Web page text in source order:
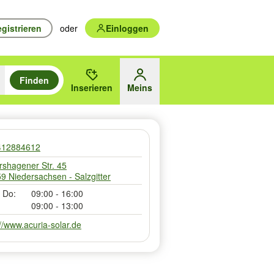
oder Einloggen
und mit Eingabetaste auswählen.
um zu suchen, oder Vorschläge mit den Pfeiltasten nach oben/
Finden
Inserieren Meins
Str. 45
Niedersachsen - Salzgitter
09:00 - 16:00
09:00 - 13:00
www.acuria-solar.de